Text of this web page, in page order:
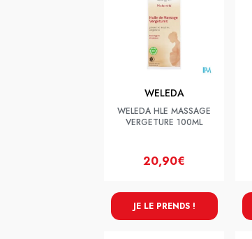
WELEDA
WELEDA HLE MASSAGE
VERGETURE 100ML
20,90€
JE LE PRENDS !